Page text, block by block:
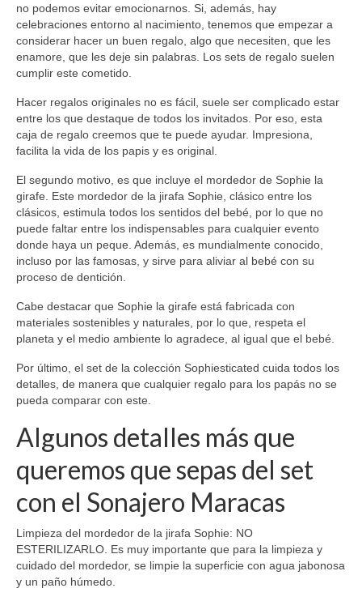
no podemos evitar emocionarnos. Si, además, hay
celebraciones entorno al nacimiento, tenemos que empezar a
considerar hacer un buen regalo, algo que necesiten, que les
enamore, que les deje sin palabras. Los sets de regalo suelen
cumplir este cometido.
Hacer regalos originales no es fácil, suele ser complicado estar
entre los que destaque de todos los invitados. Por eso, esta
caja de regalo creemos que te puede ayudar. Impresiona,
facilita la vida de los papis y es original.
El segundo motivo, es que incluye el mordedor de Sophie la
girafe. Este mordedor de la jirafa Sophie, clásico entre los
clásicos, estimula todos los sentidos del bebé, por lo que no
puede faltar entre los indispensables para cualquier evento
donde haya un peque. Además, es mundialmente conocido,
incluso por las famosas, y sirve para aliviar al bebé con su
proceso de dentición.
Cabe destacar que Sophie la girafe está fabricada con
materiales sostenibles y naturales, por lo que, respeta el
planeta y el medio ambiente lo agradece, al igual que el bebé.
Por último, el set de la colección Sophiesticated cuida todos los
detalles, de manera que cualquier regalo para los papás no se
pueda comparar con este.
Algunos detalles más que
queremos que sepas del set
con el Sonajero Maracas
Limpieza del mordedor de la jirafa Sophie: NO
ESTERILIZARLO. Es muy importante que para la limpieza y
cuidado del mordedor, se limpie la superficie con agua jabonosa
y un paño húmedo.